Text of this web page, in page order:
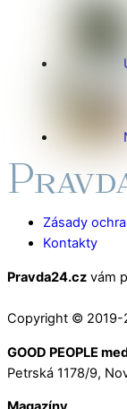
Zásady
Kontakty
Pravda24.cz vám
Copyright © 2019-
GOOD PEOPLE
Petrská 1178/9,